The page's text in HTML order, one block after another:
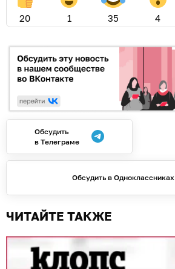
20 1 35 4
Обсудить
в Телеграме
Обсудить в Одноклассниках
ЧИТАЙТЕ ТАКЖЕ